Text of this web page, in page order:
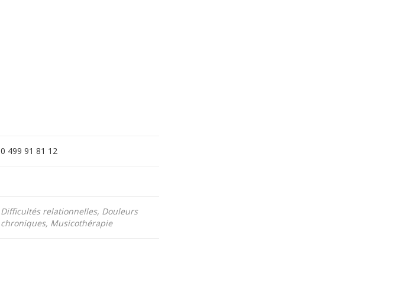
0 499 91 81 12
Difficultés relationnelles, Douleurs
chroniques, Musicothérapie